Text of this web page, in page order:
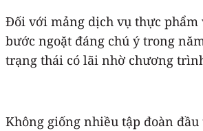
Đối với mảng dịch vụ thực phẩm
bước ngoặt đáng chú ý trong
trạng thái có lãi nhờ chương
Không giống nhiều tập đoàn